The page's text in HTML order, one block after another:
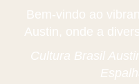
Bem-vindo ao
Austin, onde a
Cultura Brasil